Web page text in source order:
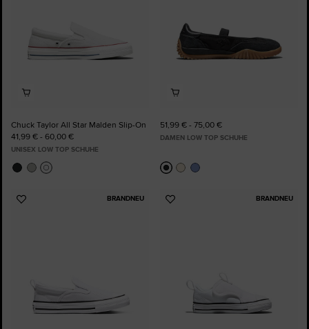
Chuck Taylor All Star Malden Slip-On
41,99 € - 60,00 €
UNISEX LOW TOP SCHUHE
51,99 € - 75,00 €
DAMEN LOW TOP SCHUHE
BRANDNEU
Zu
BRANDNEU
Zu